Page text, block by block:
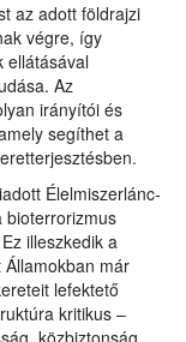
az adott földrajzi
végre, így
ellátásával
Az
irányítói és
segíthet a
Élelmiszerlánc-
bioterrorizmus
illeszkedik a
már
lefektető
kritikus –